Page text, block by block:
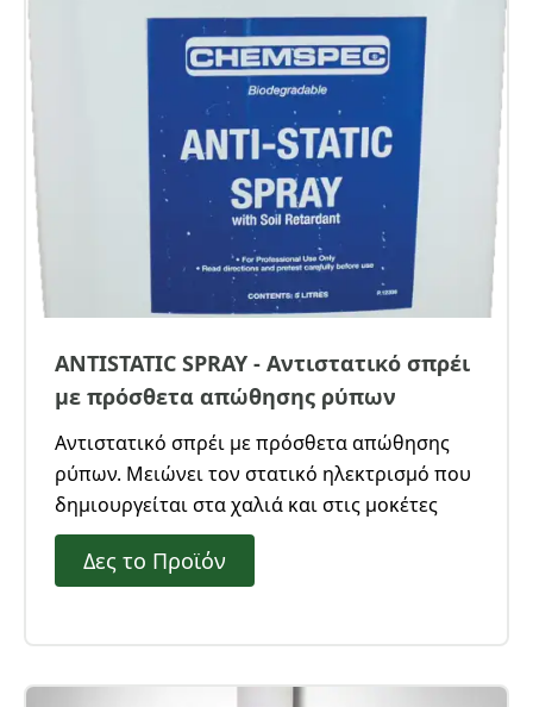
ANTISTATIC SPRAY - Αντιστατικό σπρέι
με πρόσθετα απώθησης ρύπων
Αντιστατικό σπρέι με πρόσθετα απώθησης
ρύπων. Μειώνει τον στατικό ηλεκτρισμό που
δημιουργείται στα χαλιά και στις μοκέτες
Δες το Προϊόν